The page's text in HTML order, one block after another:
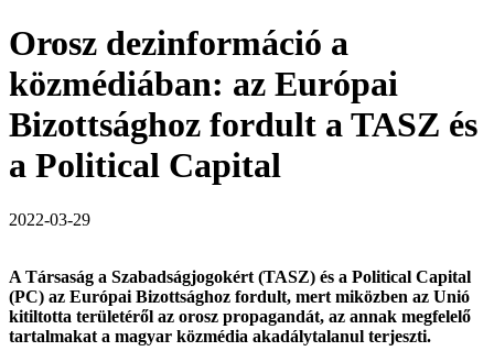
Orosz dezinformáció a
közmédiában: az Európai
Bizottsághoz fordult a TASZ és
a Political Capital
2022-03-29
A Társaság a Szabadságjogokért (TASZ) és a Political Capital
(PC) az Európai Bizottsághoz fordult, mert miközben az Unió
kitiltotta területéről az orosz propagandát, az annak megfelelő
tartalmakat a magyar közmédia akadálytalanul terjeszti.